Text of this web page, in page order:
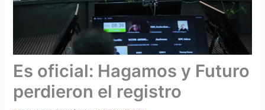
Es oficial: Hagamos y Futuro
perdieron el registro